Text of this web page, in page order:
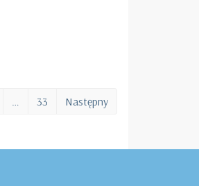
… 33 Następny